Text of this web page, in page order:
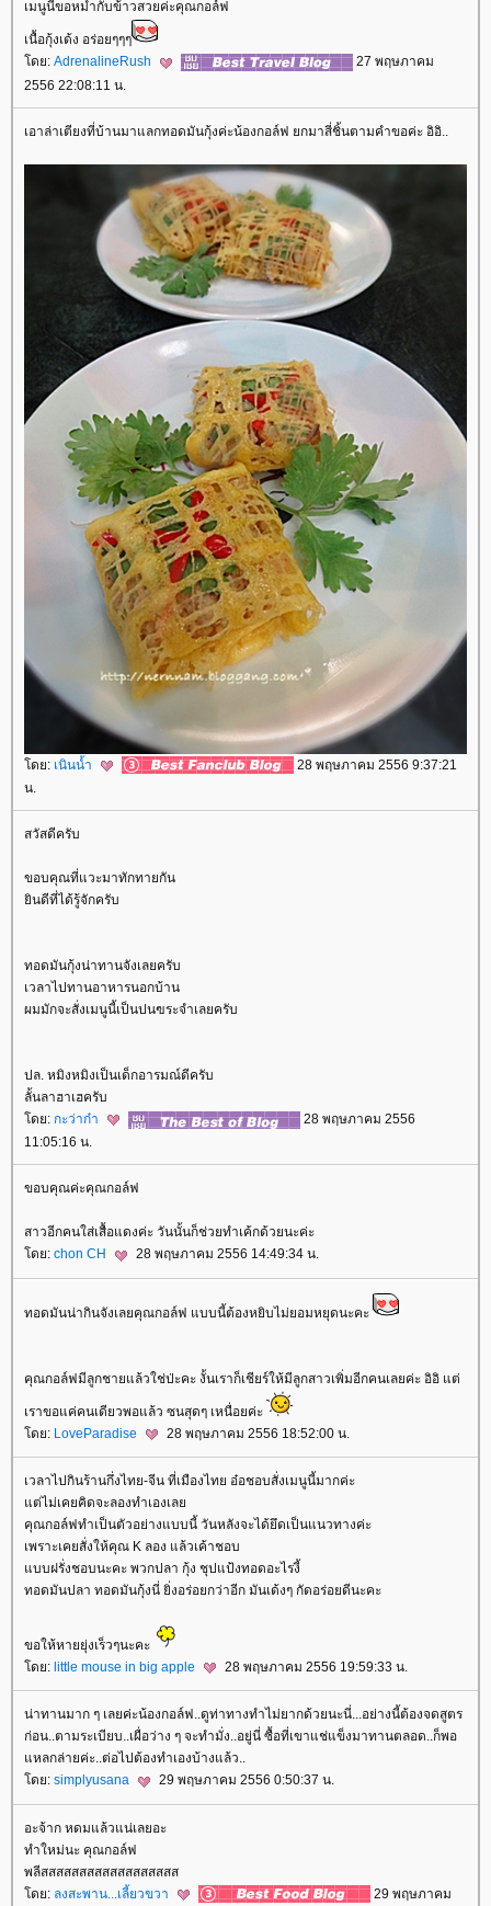
เมนูนี้ขอหม่ำกับข้าวสวยค่ะคุณกอล์ฟ
เนื้อกุ้งเด้ง อร่อยๆๆๆ
ดย: AdrenalineRush
27 พฤษภาคม
2556 22:08:11 น.
เอาล่าเตียงที่บ้านมาแลกทอดมันกุ้งค่ะน้องกอล์ฟ ยกมาสี่ชิ้นตามคำขอค่ะ อิอิ..
ดย: เนินน้ำ
28 พฤษภาคม 2556 9:37:21
น.
สวัสดีครับ
ขอบคุณที่แวะมาทักทายกัน
ินดีที่ได้รู้จักครับ
ทอดมันกุ้งน่าทานจังเลยครับ
เวลาไปทานอาหารนอกบ้าน
ผมมักจะสั่งเมนูนี้เป็นปนฃระจำเลยครับ
ปล. หมิงหมิงเป็นเด็กอารมณ์ดีครับ
ลั้นลาฮาเฮครับ
ดย: กะว่าก๋า
28 พฤษภาคม 2556
11:05:16 น.
ขอบคุณค่ะคุณกอล์ฟ
สาวอีกคนใส่เสื้อแดงค่ะ วันนั้นก็ช่วยทำเค้กด้วยนะค่ะ
ดย: chon CH 28 พฤษภาคม 2556 14:49:34 น.
ทอดมันน่ากินจังเลยคุณกอล์ฟ แบบนี้ต้องหยิบไม่ยอมหยุดนะคะ
คุณกอล์ฟมีลูกชายแล้วใช่ป่ะคะ งั้นเราก็เชียร์ให้มีลูกสาวเพิ่มอีกคนเลยค่ะ อิอิ แต่
เราขอแค่คนเดียวพอแล้ว ซนสุดๆ เหนื่อยค่ะ
ดย: LoveParadise 28 พฤษภาคม 2556 18:52:00 น.
เวลาไปกินร้านกึ่งไทย-จีน ที่เมืองไทย อ๋อชอบสั่งเมนูนี้มากค่ะ
ต่ไม่เคยคิดจะลองทำเองเล
คุณกอล์ฟทำเป็นตัวอย่างแบบนี้ วันหลังจะได้ยึดเป็นแนวทางค่ะ
เพราะเคยสั่งให้คุณ K ลอง แล้วเค้าชอบ
บบฝรั่งชอบนะคะ พวกปลา กุ้ง ชุปแป้งทอดอะไรงี้
ทอดมันปลา ทอดมันกุ้งนี่ ยิ่งอร่อยกว่าอีก มันเด้งๆ กัดอร่อยดีนะคะ
ขอให้หายยุ่งเร็วๆนะคะ
ดย: little mouse in big apple 28 พฤษภาคม 2556 19:59:33 น.
น่าทานมาก ๆ เลยค่ะน้องกอล์ฟ..ดูท่าทางทำไม่ยากด้วยนะนี่...อย่างนี้ต้องจดสูตร
ก่อน..ตามระเบียบ..เผื่อว่าง ๆ จะทำมั่ง..อยู่นี่ ซื้อที่เขาแช่แข็งมาทานตลอด..ก็พอ
หลกล่ายค่ะ..ต่อไปต้องทำเองบ้างแล้ว..
ดย: simplyusana 29 พฤษภาคม 2556 0:50:37 น.
อะจ้าก หดมแล้วแน่เลยอะ
ทำใหม่นะ คุณกอล์ฟ
พลีสสสสสสสสสสสสสสสสสส
ดย: ลงสะพาน...เลี้ยวขวา
29 พฤษภาคม